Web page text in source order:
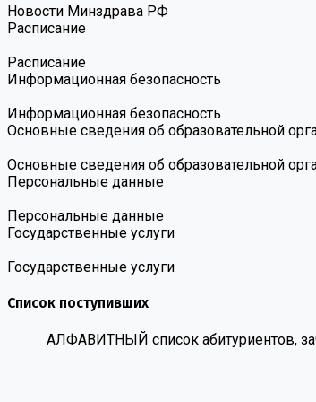
Новости Минздрава РФ
Расписание
Расписание
Информационная безопасность
Информационная безопасность
Основные сведения об образовательной
Основные сведения об образовательной
Персональные данные
Персональные данные
Государственные услуги
Государственные услуги
Список поступивших
АЛФАВИТНЫЙ список абитуриентов,